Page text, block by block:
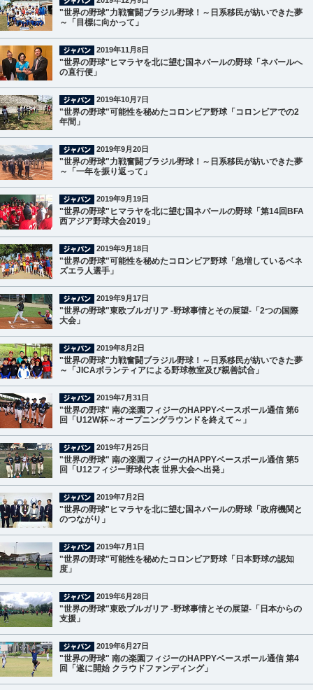
"世界の野球"力戦奮闘ブラジル野球！～日系移民が紡いできた夢
～「目標に向かって」
2019年11月8日
"世界の野球"ヒマラヤを北に望む国ネパールの野球「ネパールへ
の直行便」
2019年10月7日
"世界の野球"可能性を秘めたコロンビア野球「コロンビアでの2
年間」
2019年9月20日
"世界の野球"力戦奮闘ブラジル野球！～日系移民が紡いできた夢
～「一年を振り返って」
2019年9月19日
"世界の野球"ヒマラヤを北に望む国ネパールの野球「第14回BFA
西アジア野球大会2019」
2019年9月18日
"世界の野球"可能性を秘めたコロンビア野球「急増しているベネ
ズエラ人選手」
2019年9月17日
"世界の野球"東欧ブルガリア -野球事情とその展望-「2つの国際
大会」
2019年8月2日
"世界の野球"力戦奮闘ブラジル野球！～日系移民が紡いできた夢
～「JICAボランティアによる野球教室及び親善試合」
2019年7月31日
"世界の野球" 南の楽園フィジーのHAPPYベースボール通信 第6
回「U12W杯～オープニングラウンドを終えて～」
2019年7月25日
"世界の野球" 南の楽園フィジーのHAPPYベースボール通信 第5
回「U12フィジー野球代表 世界大会へ出発」
2019年7月2日
"世界の野球"ヒマラヤを北に望む国ネパールの野球「政府機関と
のつながり」
2019年7月1日
"世界の野球"可能性を秘めたコロンビア野球「日本野球の認知
度」
2019年6月28日
"世界の野球"東欧ブルガリア -野球事情とその展望-「日本からの
支援」
2019年6月27日
"世界の野球" 南の楽園フィジーのHAPPYベースボール通信 第4
回「遂に開始 クラウドファンディング」